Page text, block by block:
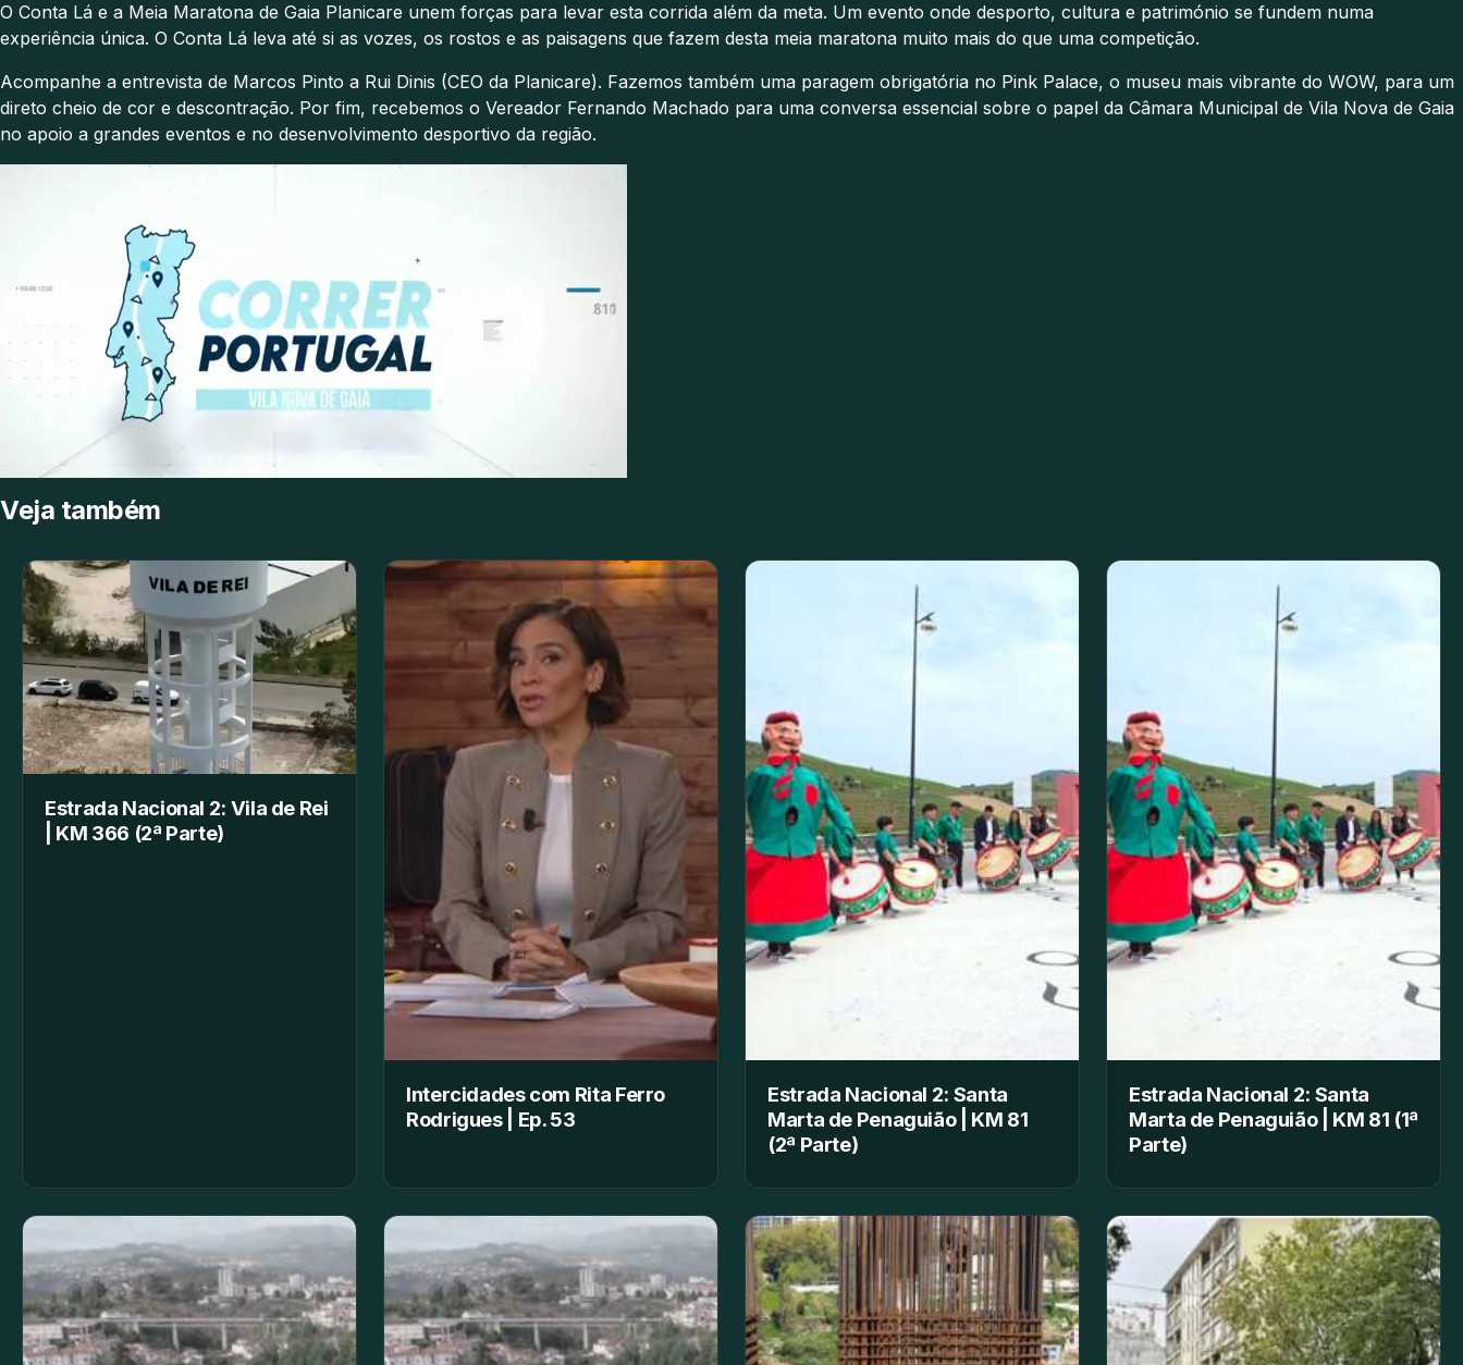
O Conta Lá e a Meia Maratona de Gaia Planicare unem forças para levar esta corrida além da meta. Um evento onde desporto, cultura e património se fundem numa
experiência única. O Conta Lá leva até si as vozes, os rostos e as paisagens que fazem desta meia maratona muito mais do que uma competição.
Acompanhe a entrevista de Marcos Pinto a Rui Dinis (CEO da Planicare). Fazemos também uma paragem obrigatória no Pink Palace, o museu mais vibrante do WOW, para um
direto cheio de cor e descontração. Por fim, recebemos o Vereador Fernando Machado para uma conversa essencial sobre o papel da Câmara Municipal de Vila Nova de Gaia
no apoio a grandes eventos e no desenvolvimento desportivo da região.
Veja também
Estrada Nacional 2: Vila de Rei
| KM 366 (2ª Parte)
Intercidades com Rita Ferro
Rodrigues | Ep. 53
Estrada Nacional 2: Santa
Marta de Penaguião | KM 81
(2ª Parte)
Estrada Nacional 2: Santa
Marta de Penaguião | KM 81 (1ª
Parte)